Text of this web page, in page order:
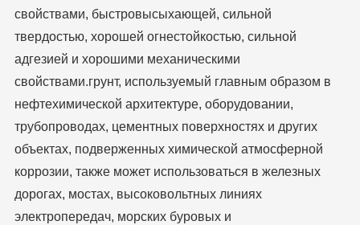
свойствами, быстровысыхающей, сильной
твердостью, хорошей огнестойкостью, сильной
адгезией и хорошими механическими
свойствами.грунт, используемый главным образом в
нефтехимической архитектуре, оборудовании,
трубопроводах, цементных поверхностях и других
объектах, подверженных химической атмосферной
коррозии, также может использоваться в железных
дорогах, мостах, высоковольтных линиях
электропередач, морских буровых и